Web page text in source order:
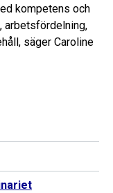
kompetens och
arbetsfördelning,
säger Caroline